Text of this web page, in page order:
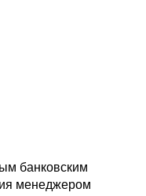
банковским
менеджером